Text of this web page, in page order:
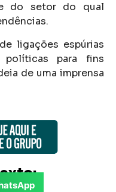
do setor do qual
ligações espúrias
para fins
de uma imprensa